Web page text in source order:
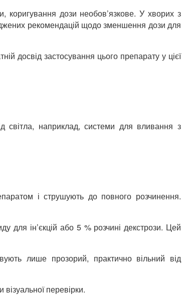
коригування дози необов’язкове. У хворих з
рекомендацій щодо зменшення дози для
досвід застосування цього препарату у цієї
світла, наприклад, системи для вливання з
і струшують до повного розчинення.
ін’єкцій або 5 % розчині декстрози. Цей
лише прозорий, практично вільний від
перевірки.